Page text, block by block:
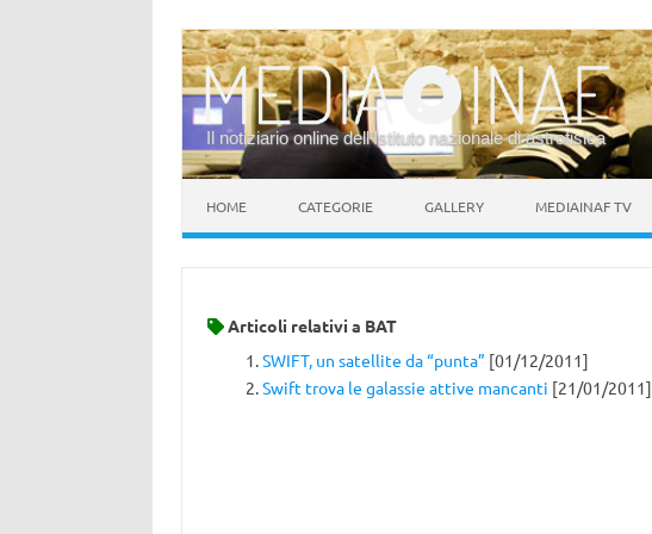
Il notiziario online dell’Istituto nazionale di astrofisica
HOME CATEGORIE GALLERY MEDIAINAF TV
Articoli relativi a BAT
SWIFT, un satellite da “punta” [01/12/2011]
Swift trova le galassie attive mancanti [21/01/2011]